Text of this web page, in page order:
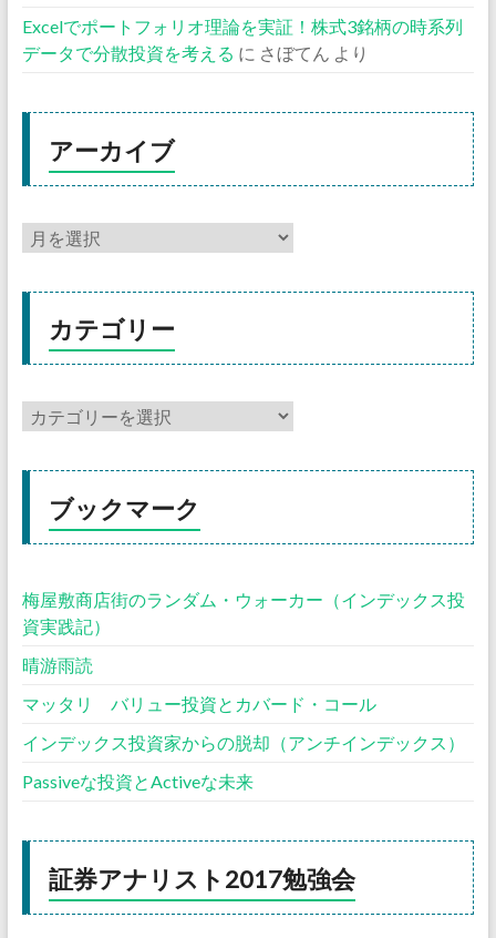
Excelでポートフォリオ理論を実証！株式3銘柄の時系列
データで分散投資を考える に さぼてん より
アーカイブ
カテゴリー
ブックマーク
梅屋敷商店街のランダム・ウォーカー（インデックス投
資実践記）
晴游雨読
マッタリ バリュー投資とカバード・コール
インデックス投資家からの脱却（アンチインデックス）
Passiveな投資とActiveな未来
証券アナリスト2017勉強会